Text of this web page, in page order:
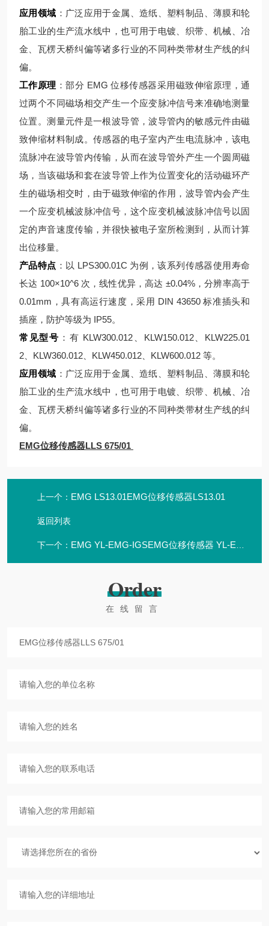
应用领域 ：广泛应用于金属、造纸、塑料制品、薄膜和轮
胎工业的生产流水线中，也可用于电镀、织带、机械、冶
金、瓦楞天桥纠偏等诸多行业的不同种类带材生产线的纠
偏。
工作原理 ：部分 EMG 位移传感器采用磁致伸缩原理，通
过两个不同磁场相交产生一个应变脉冲信号来准确地测量
位置。测量元件是一根波导管，波导管内的敏感元件由磁
致伸缩材料制成。传感器的电子室内产生电流脉冲，该电
流脉冲在波导管内传输，从而在波导管外产生一个圆周磁
场，当该磁场和套在波导管上作为位置变化的活动磁环产
生的磁场相交时，由于磁致伸缩的作用，波导管内会产生
一个应变机械波脉冲信号，这个应变机械波脉冲信号以固
定的声音速度传输，并很快被电子室所检测到，从而计算
出位移量。
产品特点 ：以 LPS300.01C 为例，该系列传感器使用寿命
长达 100×10^6 次，线性优异，高达 ±0.04%，分辨率高于
0.01mm，具有高运行速度，采用 DIN 43650 标准插头和
插座，防护等级为 IP55。
常见型号 ：有 KLW300.012、KLW150.012、KLW225.01
2、KLW360.012、KLW450.012、KLW600.012 等。
应用领域 ：广泛应用于金属、造纸、塑料制品、薄膜和轮
胎工业的生产流水线中，也可用于电镀、织带、机械、冶
金、瓦楞天桥纠偏等诸多行业的不同种类带材生产线的纠
偏。
EMG位移传感器LLS 675/01
上一个： EMG LS13.01EMG位移传感器LS13.01
返回列表
下一个： EMG YL-EMG-IGSEMG位移传感器 YL-EMG-IGS
Order
在线留言